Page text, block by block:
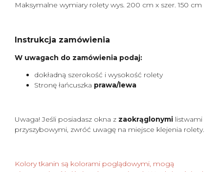
Maksymalne wymiary rolety wys. 200 cm x szer. 150 cm
Instrukcja zamówienia
W uwagach do zamówienia podaj:
dokładną szerokość i wysokość rolety
Stronę łańcuszka prawa/lewa
Uwaga! Jeśli posiadasz okna z zaokrąglonymi listwami
przyszybowymi, zwróć uwagę na miejsce klejenia rolety.
Kolory tkanin są kolorami poglądowymi, mogą